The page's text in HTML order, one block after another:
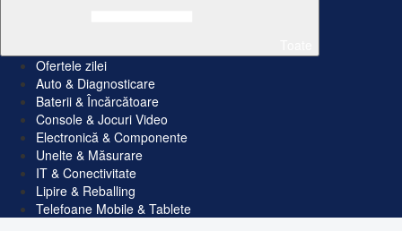
Ofertele zilei
Auto & Diagnosticare
Baterii & Încărcătoare
Console & Jocuri Video
Electronică & Componente
Unelte & Măsurare
IT & Conectivitate
Lipire & Reballing
Telefoane Mobile & Tablete